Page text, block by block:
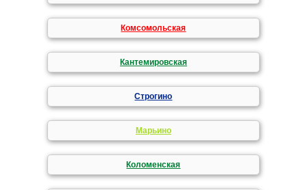
Комсомольская
Кантемировская
Строгино
Марьино
Коломенская